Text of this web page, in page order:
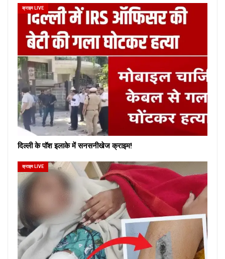
क्राइम LIVE
दिल्ली के पॉश इलाके में सनसनीखेज क्राइम!
क्राइम LIVE